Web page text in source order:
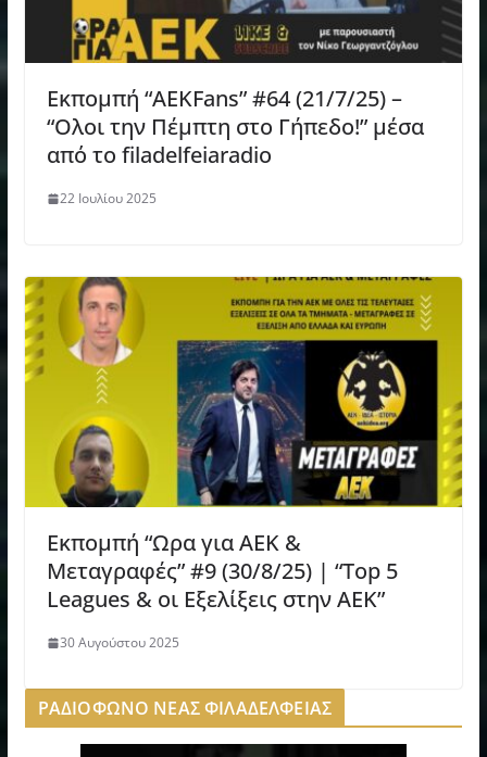
Εκπομπή “AEKFans” #64 (21/7/25) –
“Ολοι την Πέμπτη στο Γήπεδο!” μέσα
από το filadelfeiaradio
22 Ιουλίου 2025
Εκπομπή “Ωρα για ΑΕΚ &
Μεταγραφές” #9 (30/8/25) | “Top 5
Leagues & οι Εξελίξεις στην ΑΕΚ”
30 Αυγούστου 2025
ΡΑΔΙΟΦΩΝΟ ΝΕΑΣ ΦΙΛΑΔΕΛΦΕΙΑΣ